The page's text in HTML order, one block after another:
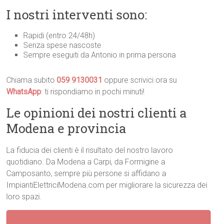
I nostri interventi sono:
Rapidi (entro 24/48h)
Senza spese nascoste
Sempre eseguiti da Antonio in prima persona
Chiama subito059 9130031 oppure scrivici ora su
WhatsApp: ti rispondiamo in pochi minuti!
Le opinioni dei nostri clienti a
Modena e provincia
La fiducia dei clienti è il risultato del nostro lavoro
quotidiano. Da Modena a Carpi, da Formigine a
Camposanto, sempre più persone si affidano a
ImpiantiElettriciModena.com per migliorare la sicurezza dei
loro spazi.